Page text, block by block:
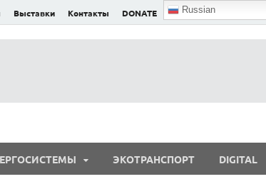
Выставки Контакты DONATE Russian
ЭКОТРАНСПОРТ DIGITAL